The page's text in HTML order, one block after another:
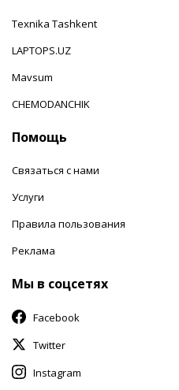
Texnika Tashkent
LAPTOPS.UZ
Mavsum
CHEMODANCHIK
Помощь
Связаться с нами
Услуги
Правила пользования
Реклама
Мы в соцсетях
Facebook
Twitter
Instagram